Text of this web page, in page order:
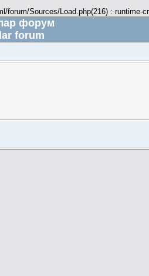
forum/Sources/Load.php(216) : runtime-
форум
forum